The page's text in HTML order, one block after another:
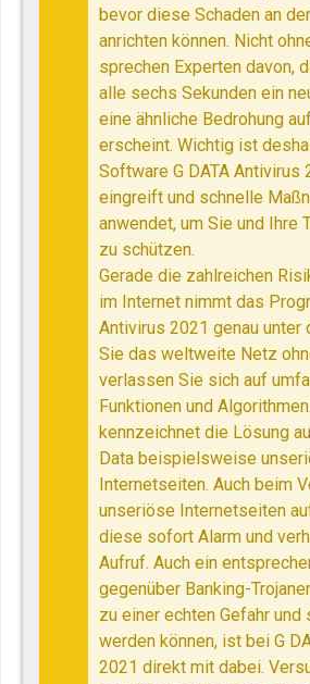
bevor diese Schaden an
anrichten können. Nicht
sprechen Experten davon,
alle sechs Sekunden ein
eine ähnliche Bedrohung
erscheint. Wichtig ist
Software G DATA Antivirus
eingreift und schnelle
anwendet, um Sie und Ihre
zu schützen.
Gerade die zahlreichen
im Internet nimmt das
Antivirus 2021 genau unter
Sie das weltweite Netz
verlassen Sie sich auf
Funktionen und
kennzeichnet die Lösung
Data beispielsweise
Internetseiten. Auch beim
unseriöse Internetseiten
diese sofort Alarm und
Aufruf. Auch ein
gegenüber Banking-
zu einer echten Gefahr und
werden können, ist bei G
2021 direkt mit dabei.